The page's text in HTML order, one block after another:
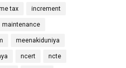
tax increment
maintenance
meenakiduniya
ncert ncte